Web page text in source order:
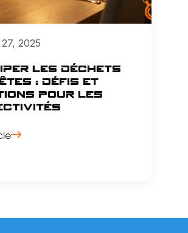
2025
les déchets
: défis et
pour les